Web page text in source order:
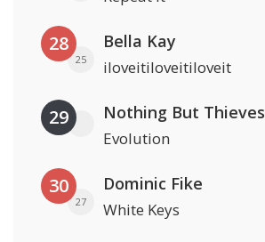
28
25
Bella Kay
iloveitiloveitiloveit
29 Nothing But Thieves
Evolution
30
27
Dominic Fike
White Keys